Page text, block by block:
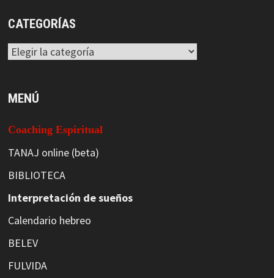
CATEGORÍAS
Categorías
MENÚ
Coaching Espiritual
TANAJ online (beta)
BIBLIOTECA
Interpretación de sueños
Calendario hebreo
BELEV
FULVIDA